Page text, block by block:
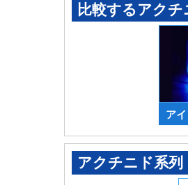
比較するアクチ
ア
アクチニド系列